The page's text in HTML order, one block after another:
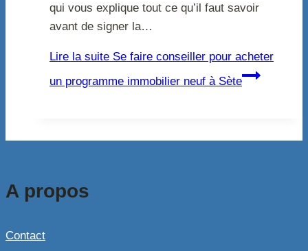
qui vous explique tout ce qu’il faut savoir
avant de signer la…
Lire la suite Se faire conseiller pour acheter
un programme immobilier neuf à Sète
A propos
Contact